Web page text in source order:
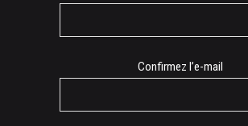
Confirmez l’e-mail